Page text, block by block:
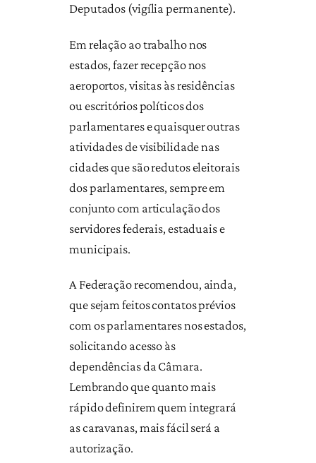
Deputados (vigília permanente).
Em relação ao trabalho nos
estados, fazer recepção nos
aeroportos, visitas às residências
ou escritórios políticos dos
parlamentares e quaisquer outras
atividades de visibilidade nas
cidades que são redutos eleitorais
dos parlamentares, sempre em
conjunto com articulação dos
servidores federais, estaduais e
municipais.
A Federação recomendou, ainda,
que sejam feitos contatos prévios
com os parlamentares nos estados,
solicitando acesso às
dependências da Câmara.
Lembrando que quanto mais
rápido definirem quem integrará
as caravanas, mais fácil será a
autorização.